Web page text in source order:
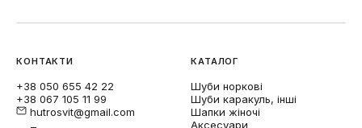
КОНТАКТИ
+38 050 655 42 22
+38 067 105 11 99
hutrosvit@gmail.com
КАТАЛОГ
Шуби норкові
Шуби каракуль, інші
Шапки жіночі
Аксесуари